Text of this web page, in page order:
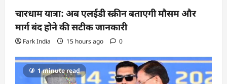
चारधाम यात्रा: अब एलईडी स्क्रीन बताएगी मौसम और
मार्ग बंद होने की सटीक जानकारी
Fark India 15 hours ago 0
1 minute read